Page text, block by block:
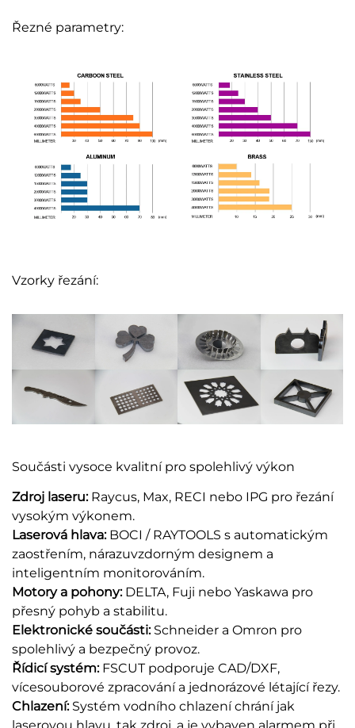
Řezné parametry:
Vzorky řezání:
Součásti vysoce kvalitní pro spolehlivý výkon
Zdroj laseru: Raycus, Max, RECI nebo IPG pro řezání
vysokým výkonem.
Laserová hlava: BOCI / RAYTOOLS s automatickým
zaostřením, nárazuvzdorným designem a
inteligentním monitorováním.
Motory a pohony: DELTA, Fuji nebo Yaskawa pro
přesný pohyb a stabilitu.
Elektronické součásti: Schneider a Omron pro
spolehlivý a bezpečný provoz.
Řídicí systém: FSCUT podporuje CAD/DXF,
vícesouborové zpracování a jednorázové létající řezy.
Chlazení: Systém vodního chlazení chrání jak